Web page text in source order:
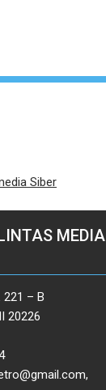
Siber
MEDIA
221 – B
20226